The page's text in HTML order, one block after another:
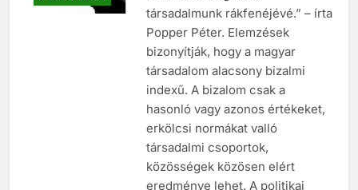
KLÍMABIZALOM
bizalmatlanság válik
társadalmunk rákfenéjévé.” – írta
Popper Péter. Elemzések
bizonyítják, hogy a magyar
társadalom alacsony bizalmi
indexű. A bizalom csak a
hasonló vagy azonos értékeket,
erkölcsi normákat valló
társadalmi csoportok,
közösségek közösen elért